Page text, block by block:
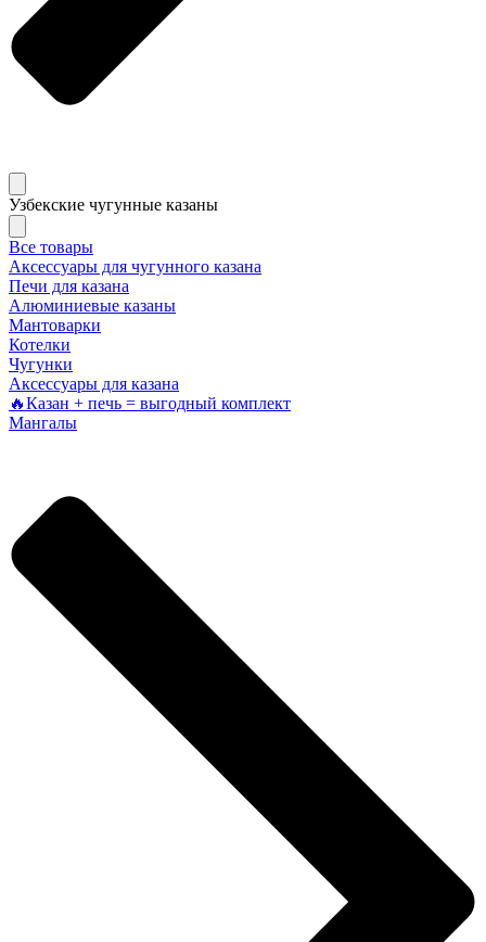
Узбекские чугунные казаны
Все товары
Аксессуары для чугунного казана
Печи для казана
Алюминиевые казаны
Мантоварки
Котелки
Чугунки
Аксессуары для казана
🔥Казан + печь = выгодный комплект
Мангалы